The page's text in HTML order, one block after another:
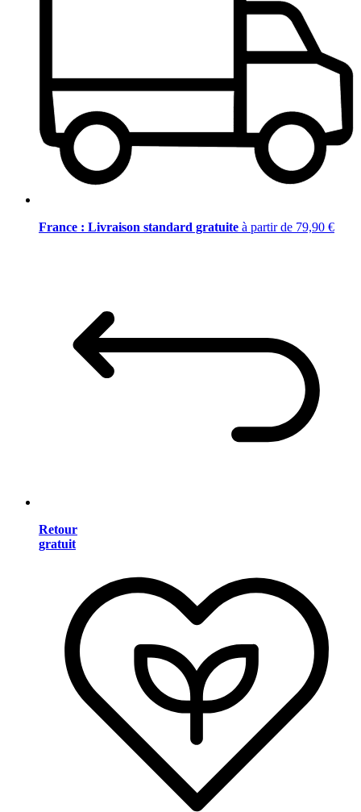
France : Livraison standard gratuite à partir de 79,90 €
Retour
gratuit